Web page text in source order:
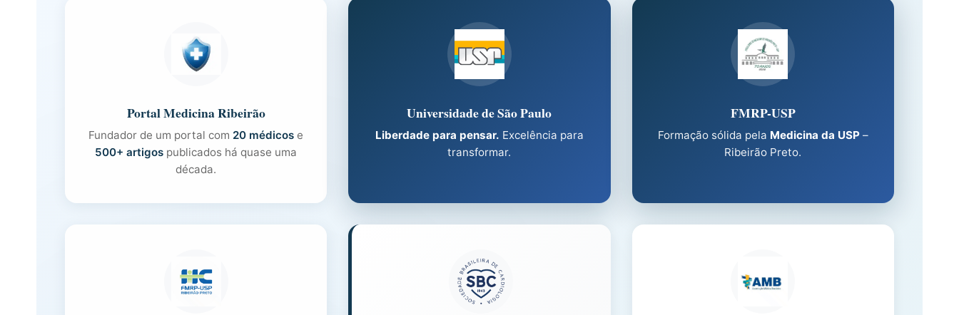
Portal Medicina Ribeirão
Fundador de um portal com 20 médicos e
500+ artigos publicados há quase uma
década.
Universidade de São Paulo
Liberdade para pensar. Excelência para
transformar.
FMRP-USP
Formação sólida pela Medicina da USP–
Ribeirão Preto.